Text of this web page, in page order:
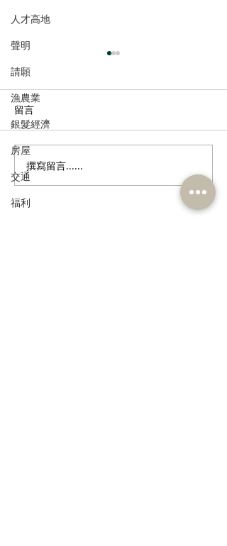
人才高地
聲明
請願
漁農業
銀髮經濟
房屋
交通
福利
港區全國人大代表團考察
安徽涇縣，調研紅色文化
留言
撰寫留言......